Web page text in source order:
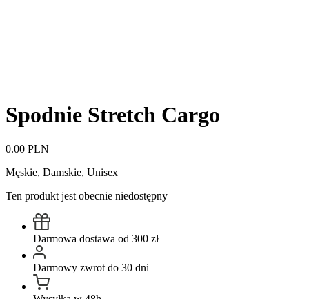
Spodnie Stretch Cargo
0.00 PLN
Męskie, Damskie, Unisex
Ten produkt jest obecnie niedostępny
Darmowa dostawa od 300 zł
Darmowy zwrot do 30 dni